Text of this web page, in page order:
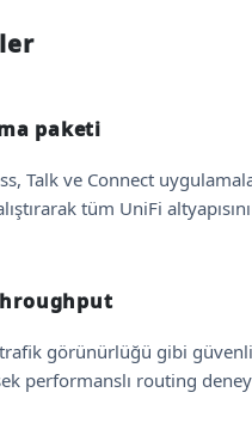
paketi
Talk ve Connect
tüm UniFi
trafik görünürlüğü gibi
performanslı routing